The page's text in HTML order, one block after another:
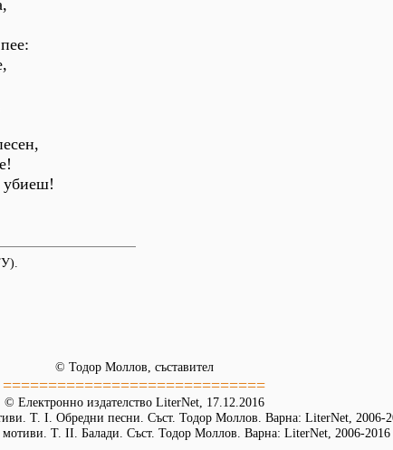
убиеш!
© Тодор Моллов, съставител
=============================
© Електронно издателство LiterNet, 17.12.2016
Т. І. Обредни песни. Съст. Тодор Моллов. Варна: LiterNet, 2006-
Т. ІІ. Балади. Съст. Тодор Моллов. Варна: LiterNet, 2006-2016